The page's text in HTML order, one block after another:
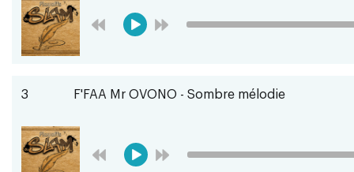
3 F'FAA Mr OVONO - Sombre mélodie